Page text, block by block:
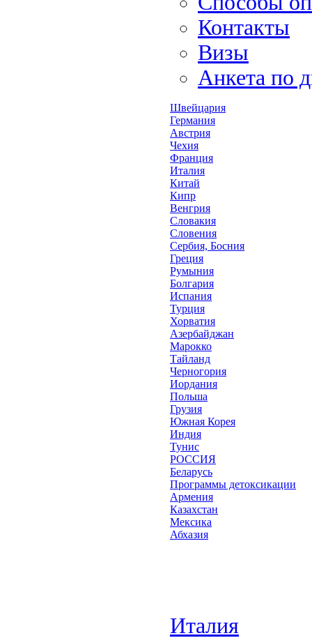
Контакты
Визы
Анкета по
Швейцария
Германия
Австрия
Чехия
Франция
Италия
Китай
Кипр
Венгрия
Словакия
Словения
Сербия, Босния
Греция
Румыния
Болгария
Испания
Турция
Хорватия
Азербайджан
Марокко
Тайланд
Черногория
Иордания
Польша
Грузия
Южная Корея
Индия
Тунис
РОССИЯ
Беларусь
Программы детоксикации
Армения
Казахстан
Мексика
Абхазия
Италия